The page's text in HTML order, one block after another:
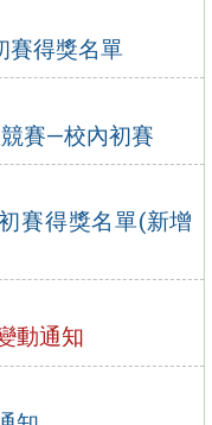
賽得獎名單
賽—校內初賽
賽得獎名單(新增
動通知